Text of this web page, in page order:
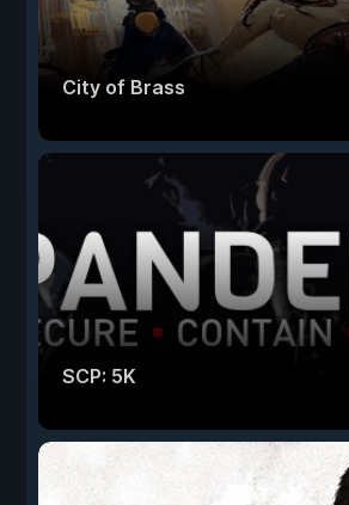
City of Brass
SCP: 5K